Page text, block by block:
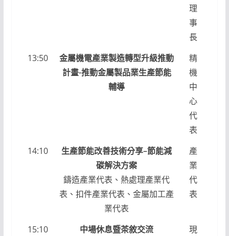
理
事
長
13:50
金屬機電產業製造轉型升級推動
計畫-推動金屬製品業生產節能
輔導
精
機
中
心
代
表
14:10
生產節能改善技術分享–節能減
碳解決方案
鑄造產業代表、熱處理產業代
表、扣件產業代表、金屬加工產
業代表
產
業
代
表
15:10 中場休息暨茶敘交流
現